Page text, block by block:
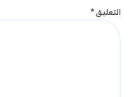
التعليق*